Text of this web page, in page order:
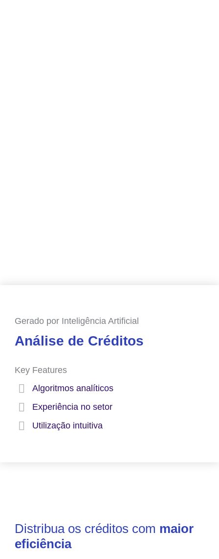
Gerado por Inteligência Artificial
Análise de Créditos
Key Features
Algoritmos analíticos
Experiência no setor
Utilização intuitiva
Distribua os créditos com maior
eficiência